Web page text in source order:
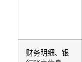
财务明细、银